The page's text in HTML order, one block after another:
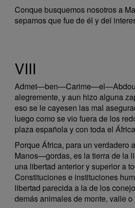
Conque busquemos nosotros a
sepamos que fue de él y del
VIII
alegremente, y aun hizo alguna
eso se le cayesen las mal
luego como se vio fuera de los
plaza española y con toda el
Porque África, para un verdadero
Manos—gordas, es la tierra de la
una libertad anterior y superior a
Constituciones e instituciones
libertad parecida a la de los
demás animales de monte, valle o